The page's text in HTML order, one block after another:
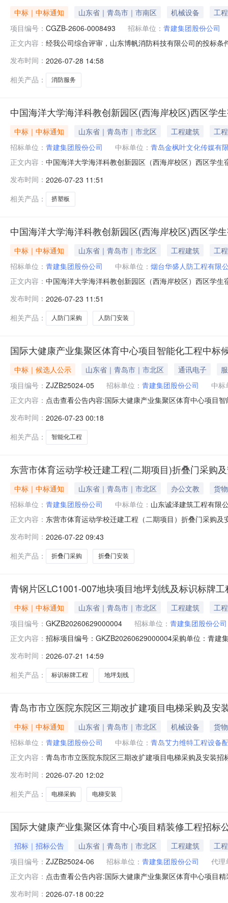
中标｜中标通知 山东省｜青岛市｜市南区 机械设备
工程
项目编号： CGZB-2606-0008493 招标单位： 青建集团股份公司
正文内容： 经我公司综合评审，山东博帆消防科技有限公司的投标
知，请该公司持中标通知书签订合同。经我公司综合评
改扩建项目消防招标二标
发布时间： 2026-07-28 14:58
相关产品：
消防服务
中国海洋大学海洋科教创新园区(西海岸校区)西区学
中标｜中标通知 山东省｜青岛市｜市北区 工程建筑
工程
招标单位： 青建集团股份公司 中标单位： 青岛金枫叶文化传媒有
正文内容： 中国海洋大学海洋科教创新园区（西海岸校区）西区学
公告发布之日起3个工作日内无举报或投诉的，我公司将
箱：jiancha@cnqc.com招标人：青
发布时间： 2026-07-23 11:51
相关产品：
挤塑板
中国海洋大学海洋科教创新园区(西海岸校区)西区学
中标｜中标通知 山东省｜青岛市｜市北区 工程建筑
工程
招标单位： 青建集团股份公司 中标单位： 烟台华盛人防工程有限
正文内容： 中国海洋大学海洋科教创新园区（西海岸校区）西区学
予以公示。自本公告发布之日起3个工作日内无举报或投
同》。监督投诉邮箱：jiancha@cnqc.c
发布时间： 2026-07-23 11:51
相关产品：
人防门采购 人防门安装
国际大健康产业集聚区体育中心项目智能化工程中标
中标｜候选人公示 山东省｜青岛市｜市北区 通讯电子
项目编号： ZJZB25024-05 招标单位： 青建集团股份公司
中标
正文内容： 点击查看公告内容:国际大健康产业集聚区体育中心项目
发布时间： 2026-07-23 00:18
相关产品：
智能化工程
东营市体育运动学校迁建工程(二期项目)折叠门采购
中标｜中标通知 山东省｜青岛市｜市北区 办公文教
货物
招标单位： 青建集团股份公司 中标单位： 山东诚泽建筑工程有限
正文内容： 东营市体育运动学校迁建工程（二期项目）折叠门采购
我公司将书面向以上公司发出中标通知书，请该公司持
司日期：2026年7月22日
发布时间： 2026-07-22 09:43
相关产品：
折叠门采购 折叠门安装
青钢片区LC1001-007地块项目地坪划线及标识标牌
中标｜中标通知 山东省｜青岛市｜市北区 工程建筑
工程
项目编号： GKZB20260629000004 招标单位： 青建集团股份公司
正文内容： 招标项目编号：GKZB20260629000004采购单位：青建
址：山东省青岛市市北区宜昌路16号-22中标金额：￥
发布时间： 2026-07-21 14:59
相关产品：
标识标牌工程 地坪划线
青岛市市立医院东院区三期改扩建项目电梯采购及安
中标｜中标通知 山东省｜青岛市｜市北区 机械设备
货物
招标单位： 青建集团股份公司 中标单位： 青岛艾力维特工程设备
正文内容： 青岛市市立医院东院区三期改扩建项目电梯采购及安装
日起3个工作日内无举报或投诉的，我公司将书面向青岛
公司的投标条件符合我公司CGZB
发布时间： 2026-07-20 12:02
相关产品：
电梯采购 电梯安装
国际大健康产业集聚区体育中心项目精装修工程招标
招标｜招标公告 山东省｜青岛市｜市北区 工程建筑
工程
项目编号： ZJZB25024-06 招标单位： 青建集团股份公司
代理
正文内容： 点击查看公告内容:国际大健康产业集聚区体育中心项目
发布时间： 2026-07-18 00:22